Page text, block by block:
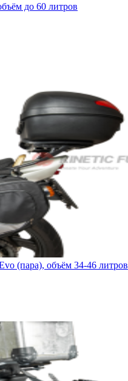
до 60 литров
(пара), объём 34-46 литров